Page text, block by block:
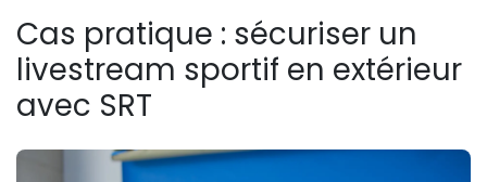
Cas pratique : sécuriser un
livestream sportif en extérieur
avec SRT